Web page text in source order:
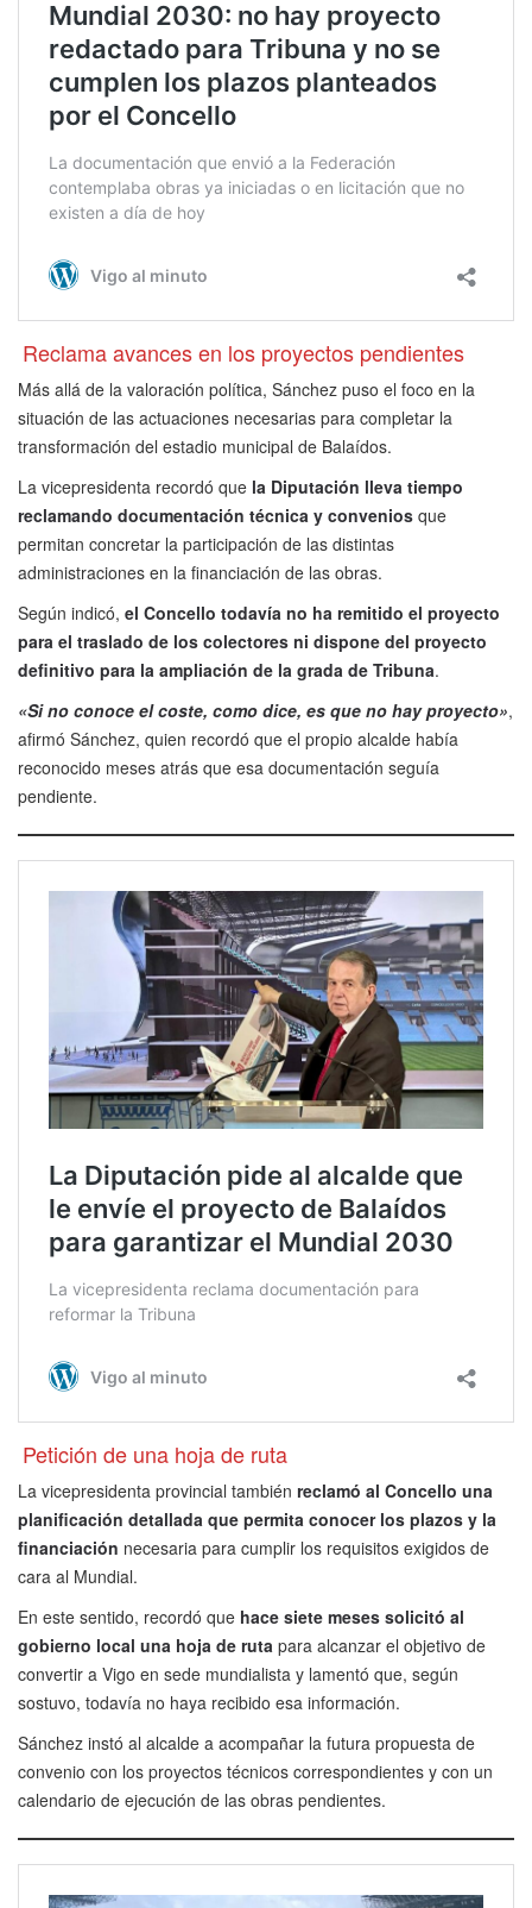
Reclama avances en los proyectos pendientes
Más allá de la valoración política, Sánchez puso el foco en la
situación de las actuaciones necesarias para completar la
transformación del estadio municipal de Balaídos.
La vicepresidenta recordó que la Diputación lleva tiempo
reclamando documentación técnica y convenios que
permitan concretar la participación de las distintas
administraciones en la financiación de las obras.
Según indicó, el Concello todavía no ha remitido el proyecto
para el traslado de los colectores ni dispone del proyecto
definitivo para la ampliación de la grada de Tribuna.
«Si no conoce el coste, como dice, es que no hay proyecto»,
afirmó Sánchez, quien recordó que el propio alcalde había
reconocido meses atrás que esa documentación seguía
pendiente.
Petición de una hoja de ruta
La vicepresidenta provincial también reclamó al Concello una
planificación detallada que permita conocer los plazos y la
financiación necesaria para cumplir los requisitos exigidos de
cara al Mundial.
En este sentido, recordó que hace siete meses solicitó al
gobierno local una hoja de ruta para alcanzar el objetivo de
convertir a Vigo en sede mundialista y lamentó que, según
sostuvo, todavía no haya recibido esa información.
Sánchez instó al alcalde a acompañar la futura propuesta de
convenio con los proyectos técnicos correspondientes y con un
calendario de ejecución de las obras pendientes.